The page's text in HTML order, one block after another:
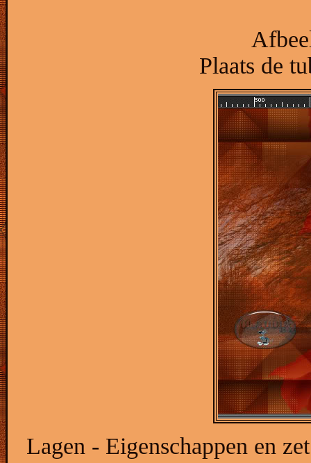
Plaats de
Lagen - Eigenschappen en